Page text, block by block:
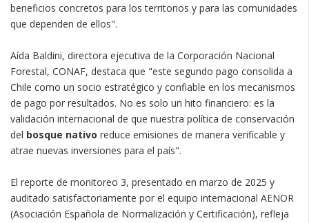
beneficios concretos para los territorios y para las comunidades
que dependen de ellos".
Aída Baldini, directora ejecutiva de la Corporación Nacional
Forestal, CONAF, destaca que "este segundo pago consolida a
Chile como un socio estratégico y confiable en los mecanismos
de pago por resultados. No es solo un hito financiero: es la
validación internacional de que nuestra política de conservación
del bosque nativo reduce emisiones de manera verificable y
atrae nuevas inversiones para el país".
El reporte de monitoreo 3, presentado en marzo de 2025 y
auditado satisfactoriamente por el equipo internacional AENOR
(Asociación Española de Normalización y Certificación), refleja